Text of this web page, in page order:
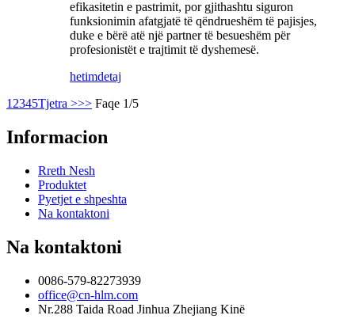
efikasitetin e pastrimit, por gjithashtu siguron
funksionimin afatgjatë të qëndrueshëm të pajisjes,
duke e bërë atë një partner të besueshëm për
profesionistët e trajtimit të dyshemesë.
hetimdetaj
1 2345Tjetra >>> Faqe 1/5
Informacion
Rreth Nesh
Produktet
Pyetjet e shpeshta
Na kontaktoni
Na kontaktoni
0086-579-82273939
office@cn-hlm.com
Nr.288 Taida Road Jinhua Zhejiang Kinë